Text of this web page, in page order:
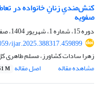
کنش‌مندیِ زنانِ خانواده در
صفویه
دوره 15، شماره 1، شهریور 1404، صفحه
ijar.2025.388317.459899
زهرا سادات کشاورز، مسلم طاهری
مشاهده مقاله
اصل مقاله M